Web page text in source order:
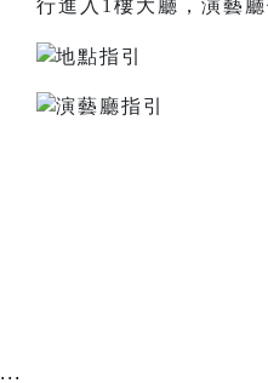
行進入1樓大廳，演藝